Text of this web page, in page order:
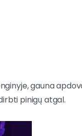
gauna
pinigų atgal.